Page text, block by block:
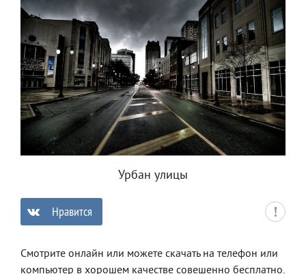
Урбан улицы
Нравится
Смотрите онлайн или можете скачать на телефон или
компьютер в хорошем качестве совешенно бесплатно.